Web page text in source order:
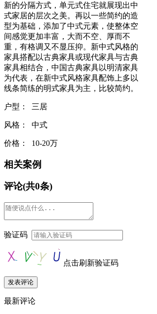
新的分隔方式，单元式住宅就展现出中
式家居的层次之美。再以一些简约的造
型为基础，添加了中式元素，使整体空
间感觉更加丰富，大而不空、厚而不
重，有格调又不显压抑。新中式风格的
家具搭配以古典家具或现代家具与古典
家具相结合，中国古典家具以明清家具
为代表，在新中式风格家具配饰上多以
线条简练的明式家具为主，比较简约。
户型： 三居
风格： 中式
价格： 10-20万
相关案例
评论(共0条)
验证码
点击刷新验证码
最新评论